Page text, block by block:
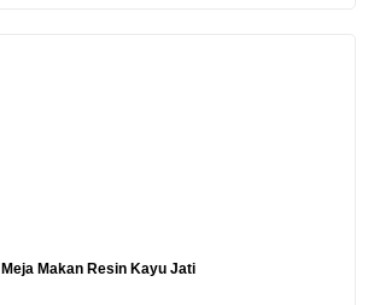
Meja Makan Resin Kayu Jati